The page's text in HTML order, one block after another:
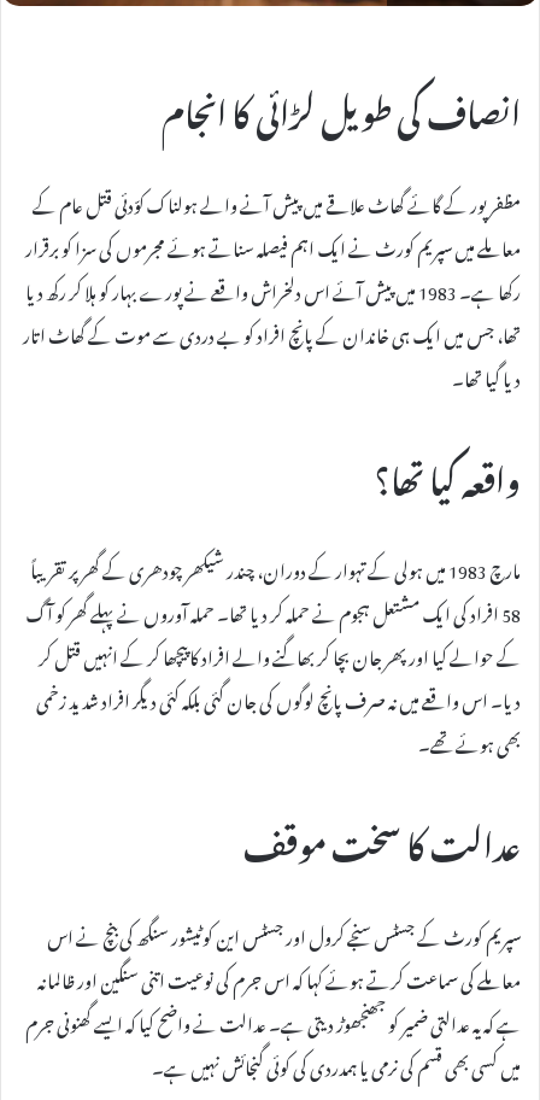
انصاف کی طویل لڑائی کا انجام
مظفرپور کے گائے گھاٹ علاقے میں پیش آنے والے ہولناک کوّدئی قتل عام کے
معاملے میں سپریم کورٹ نے ایک اہم فیصلہ سناتے ہوئے مجرموں کی سزا کو برقرار
رکھا ہے۔ 1983 میں پیش آئے اس دلخراش واقعے نے پورے بہار کو ہلا کر رکھ دیا
تھا، جس میں ایک ہی خاندان کے پانچ افراد کو بے دردی سے موت کے گھاٹ اتار
دیا گیا تھا۔
واقعہ کیا تھا؟
مارچ 1983 میں ہولی کے تہوار کے دوران، چندر شیکھر چودھری کے گھر پر تقریباً
58 افراد کی ایک مشتعل ہجوم نے حملہ کر دیا تھا۔ حملہ آوروں نے پہلے گھر کو آگ
کے حوالے کیا اور پھر جان بچا کر بھاگنے والے افراد کا پیچھا کر کے انہیں قتل کر
دیا۔ اس واقعے میں نہ صرف پانچ لوگوں کی جان گئی بلکہ کئی دیگر افراد شدید زخمی
بھی ہوئے تھے۔
عدالت کا سخت موقف
سپریم کورٹ کے جسٹس سنجے کرول اور جسٹس این کوٹیشور سنگھ کی بنچ نے اس
معاملے کی سماعت کرتے ہوئے کہا کہ اس جرم کی نوعیت اتنی سنگین اور ظالمانہ
ہے کہ یہ عدالتی ضمیر کو جھنجھوڑ دیتی ہے۔ عدالت نے واضح کیا کہ ایسے گھنونی جرم
میں کسی بھی قسم کی نرمی یا ہمدردی کی کوئی گنجائش نہیں ہے۔